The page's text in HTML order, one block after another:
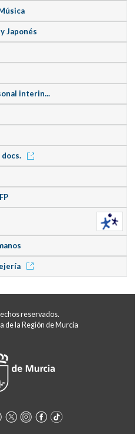
Japonés
interin...
reservados.
de la Región de Murcia